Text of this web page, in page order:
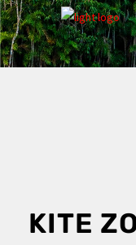
KITE